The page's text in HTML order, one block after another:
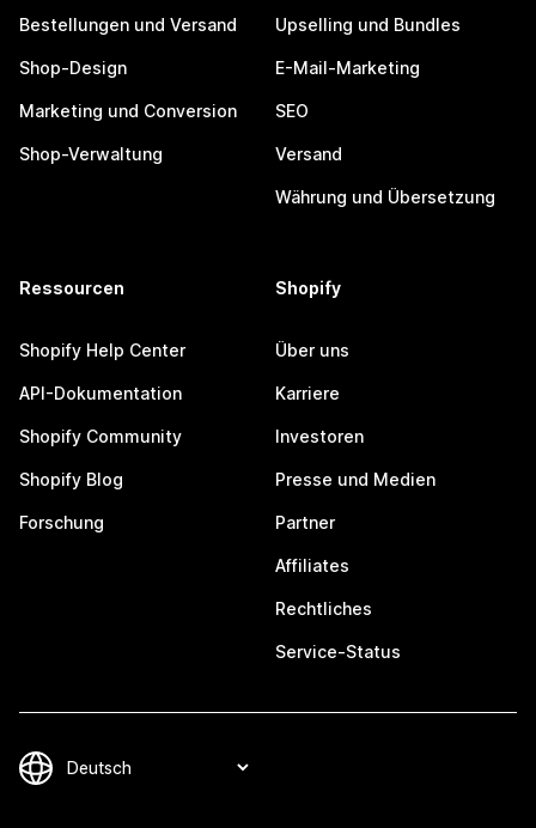
Bestellungen und Versand
Shop-Design
Marketing und Conversion
Shop-Verwaltung
Upselling und Bundles
E-Mail-Marketing
SEO
Versand
Währung und Übersetzung
Ressourcen
Shopify Help Center
API-Dokumentation
Shopify Community
Shopify Blog
Forschung
Shopify
Über uns
Karriere
Investoren
Presse und Medien
Partner
Affiliates
Rechtliches
Service-Status